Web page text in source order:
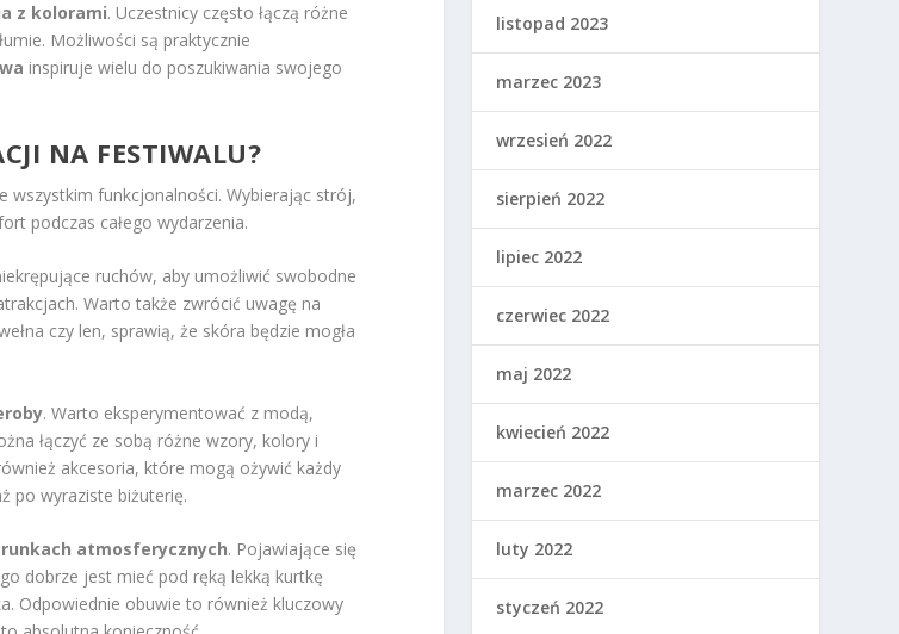
z kolorami. Uczestnicy często łączą różne
Możliwości są praktycznie
inspiruje wielu do poszukiwania swojego
NA FESTIWALU?
wszystkim funkcjonalności. Wybierając strój,
podczas całego wydarzenia.
ruchów, aby umożliwić swobodne
Warto także zwrócić uwagę na
czy len, sprawią, że skóra będzie mogła
. Warto eksperymentować z modą,
łączyć ze sobą różne wzory, kolory i
akcesoria, które mogą ożywić każdy
po wyraziste biżuterię.
atmosferycznych. Pojawiające się
dobrze jest mieć pod ręką lekką kurtkę
Odpowiednie obuwie to również kluczowy
listopad 2023
marzec 2023
wrzesień 2022
sierpień 2022
lipiec 2022
czerwiec 2022
maj 2022
kwiecień 2022
marzec 2022
luty 2022
styczeń 2022